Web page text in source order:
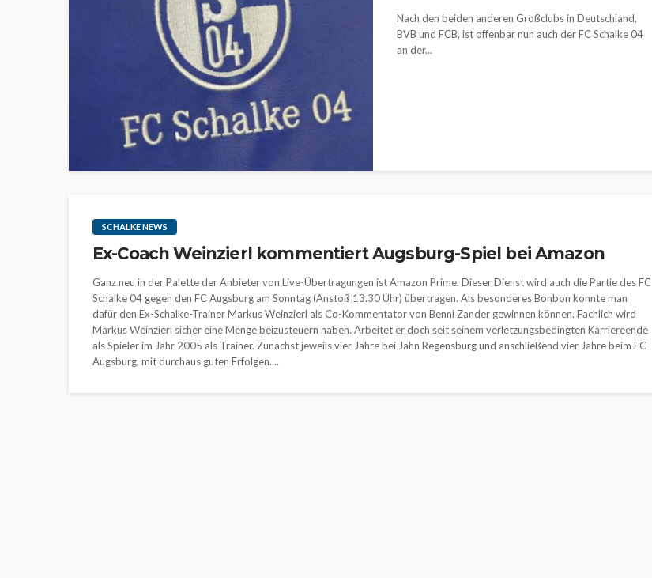
Nach den beiden anderen Großclubs in Deutschland,
BVB und FCB, ist offenbar nun auch der FC Schalke 04
an der...
SCHALKE NEWS
Ex-Coach Weinzierl kommentiert Augsburg-Spiel bei Amazon
Ganz neu in der Palette der Anbieter von Live-Übertragungen ist Amazon Prime. Dieser Dienst wird auch die Partie des FC
Schalke 04 gegen den FC Augsburg am Sonntag (Anstoß 13.30 Uhr) übertragen. Als besonderes Bonbon konnte man
dafür den Ex-Schalke-Trainer Markus Weinzierl als Co-Kommentator von Benni Zander gewinnen können. Fachlich wird
Markus Weinzierl sicher eine Menge beizusteuern haben. Arbeitet er doch seit seinem verletzungsbedingten Karriereende
als Spieler im Jahr 2005 als Trainer. Zunächst jeweils vier Jahre bei Jahn Regensburg und anschließend vier Jahre beim FC
Augsburg, mit durchaus guten Erfolgen....